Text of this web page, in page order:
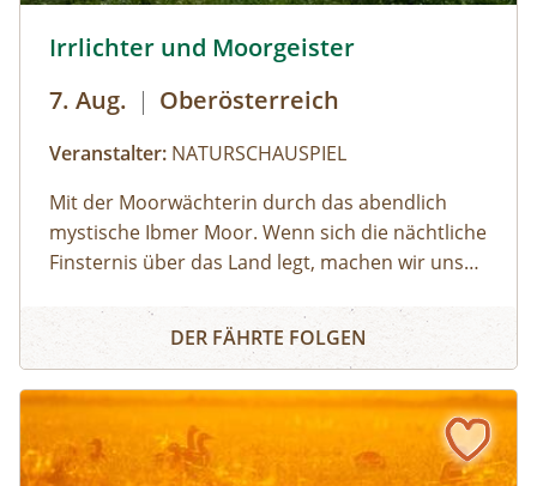
Irrlichter und Moorgeister
7. Aug. | Oberösterreich
Veranstalter: NATURSCHAUSPIEL
Mit der Moorwächterin durch das abendlich
mystische Ibmer Moor. Wenn sich die nächtliche
Finsternis über das Land legt, machen wir uns
Moorkomplex Österreichs finden seltene Tiere
und Pflanzen ideale Lebensbedingungen. Wir
Stimmung und Mystik dieser sagenumwobenen
Urlandschaft und ergründen so manches
Moorgeheimnis.Infos und Buchung:
Irrlichter und Moorgeister
DER FÄHRTE FOLGEN